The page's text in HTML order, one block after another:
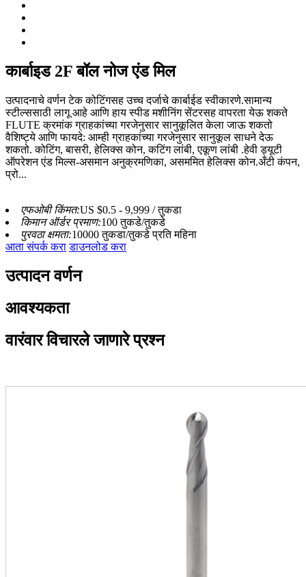
कार्बाइड 2F बॉल नोज एंड मिल
उत्पादनाचे वर्णन टेक कोटिंगसह उच्च दर्जाचे कार्बाईड स्वीकारणे.सामान्य
स्टील्ससाठी लागू आहे आणि हाय स्पीड मशीनिंग सेंटरसह वापरता येऊ शकते
FLUTE क्रमांक ग्राहकांच्या गरजेनुसार सानुकूलित केला जाऊ शकतो
वैशिष्ट्ये आणि फायदे: आम्ही ग्राहकांच्या गरजेनुसार सानुकूल साधने देऊ
शकतो. कोटिंग, बासरी, हेलिक्स कोन, कटिंग लांबी, एकूण लांबी .हेवी ड्यूटी
ऑपरेशन एंड मिल्स-असमान अनुक्रमणिका, असममित हेलिक्स कोन.अँटी कंपन,
प्रो...
एफओबी किंमत:US $0.5 - 9,999 / तुकडा
किमान ऑर्डर प्रमाण:100 तुकडे/तुकडे
पुरवठा क्षमता:10000 तुकडा/तुकडे प्रति महिना
आता संपर्क करा डाउनलोड करा
उत्पादन वर्णन
आवश्यकता
वारंवार विचारले जाणारे प्रश्न